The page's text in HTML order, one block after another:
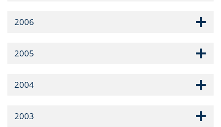
2006
2005
2004
2003